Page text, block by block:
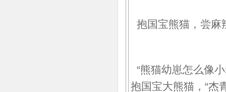
抱国宝熊猫，尝麻
“熊猫幼崽怎么像
抱国宝大熊猫，“杰